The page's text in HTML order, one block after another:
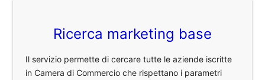
Ricerca marketing base
Il servizio permette di cercare tutte le aziende iscritte
in Camera di Commercio che rispettano i parametri